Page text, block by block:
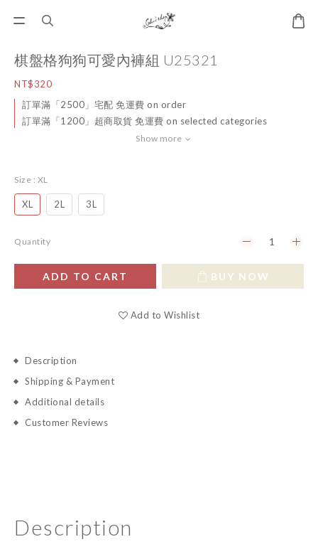
棋盤格狗狗可愛內褲組 U25321
NT$320
訂單滿「2500」宅配 免運費 on order
訂單滿「1200」超商取貨 免運費 on selected categories
Show more
Size : XL
XL 2L 3L
Quantity
ADD TO CART BUY NOW
Add to Wishlist
Description
Shipping & Payment
Additional details
Customer Reviews
Description